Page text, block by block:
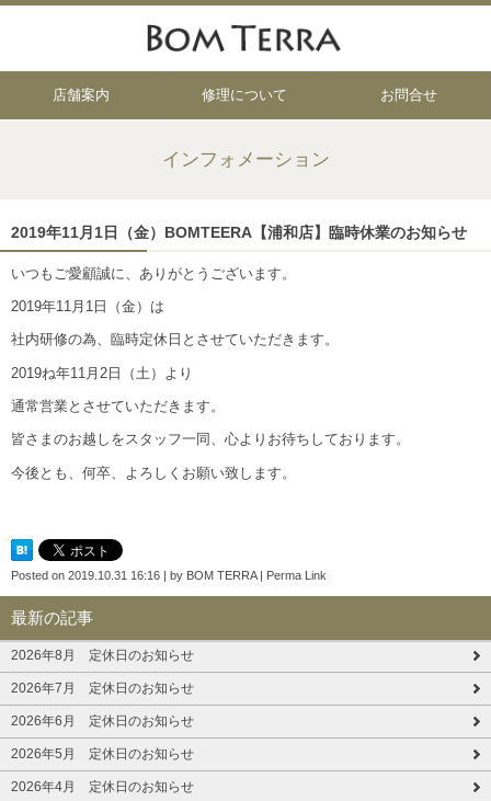
店舗案内 修理について お問合せ
インフォメーション
2019年11月1日（金）BOMTEERA【浦和店】臨時休業のお知らせ
いつもご愛顧誠に、ありがとうございます。
2019年11月1日（金）は
社内研修の為、臨時定休日とさせていただきます。
2019ね年11月2日（土）より
通常営業とさせていただきます。
皆さまのお越しをスタッフ一同、心よりお待ちしております。
今後とも、何卒、よろしくお願い致します。
Posted on 2019.10.31 16:16 | by BOM TERRA| Perma Link
最新の記事
2026年8月 定休日のお知らせ
2026年7月 定休日のお知らせ
2026年6月 定休日のお知らせ
2026年5月 定休日のお知らせ
2026年4月 定休日のお知らせ